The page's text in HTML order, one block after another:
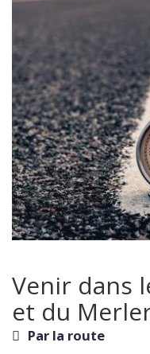
Venir dans
et du
Par la route